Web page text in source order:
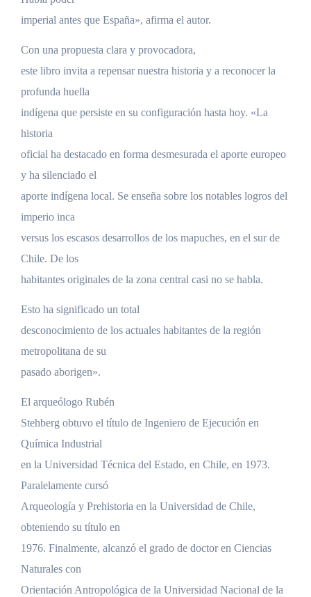
imperial antes que España», afirma el autor.
Con una propuesta clara y provocadora,
este libro invita a repensar nuestra historia y a reconocer la
profunda huella
indígena que persiste en su configuración hasta hoy. «La
historia
oficial ha destacado en forma desmesurada el aporte europeo
y ha silenciado el
aporte indígena local. Se enseña sobre los notables logros del
imperio inca
versus los escasos desarrollos de los mapuches, en el sur de
Chile. De los
habitantes originales de la zona central casi no se habla.
Esto ha significado un total
desconocimiento de los actuales habitantes de la región
metropolitana de su
pasado aborigen».
El arqueólogo Rubén
Stehberg obtuvo el título de Ingeniero de Ejecución en
Química Industrial
en la Universidad Técnica del Estado, en Chile, en 1973.
Paralelamente cursó
Arqueología y Prehistoria en la Universidad de Chile,
obteniendo su título en
1976. Finalmente, alcanzó el grado de doctor en Ciencias
Naturales con
Orientación Antropológica de la Universidad Nacional de la